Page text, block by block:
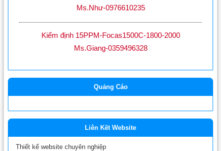
Ms.Như-0976610235
Kiểm định 15PPM-Focas1500C-1800-2000
Ms.Giang-0359496328
Quảng Cáo
Liên Kết Website
Thiết kế website chuyên nghiệp